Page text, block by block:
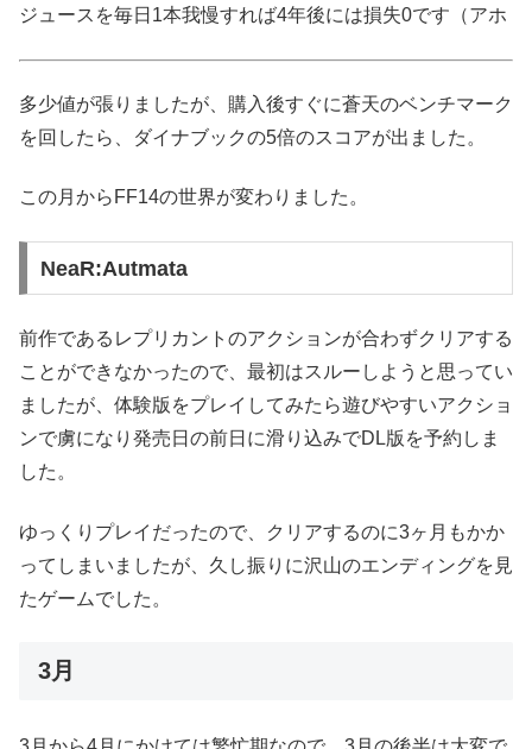
ジュースを毎日1本我慢すれば4年後には損失0です（アホ
多少値が張りましたが、購入後すぐに蒼天のベンチマーク
を回したら、ダイナブックの5倍のスコアが出ました。
この月からFF14の世界が変わりました。
NeaR:Autmata
前作であるレプリカントのアクションが合わずクリアする
ことができなかったので、最初はスルーしようと思ってい
ましたが、体験版をプレイしてみたら遊びやすいアクショ
ンで虜になり発売日の前日に滑り込みでDL版を予約しま
した。
ゆっくりプレイだったので、クリアするのに3ヶ月もかか
ってしまいましたが、久し振りに沢山のエンディングを見
たゲームでした。
3月